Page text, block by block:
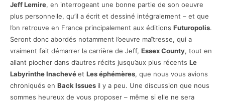
Jeff Lemire, en interrogeant une bonne partie de son oeuvre
plus personnelle, qu’il a écrit et dessiné intégralement – et que
l’on retrouve en France principalement aux éditions Futuropolis.
Seront donc abordés notamment l’oeuvre maîtresse, qui a
vraiment fait démarrer la carrière de Jeff, Essex County, tout en
allant piocher dans d’autres récits jusqu’aux plus récents Le
Labyrinthe Inachevéet Les éphémères, que nous vous avions
chroniqués en Back Issues il y a peu. Une discussion que nous
sommes heureux de vous proposer – même si elle ne sera